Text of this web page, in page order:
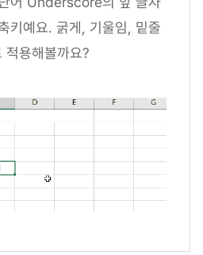
키예요. 굵게, 기울임, 밑줄
적용해볼까요?